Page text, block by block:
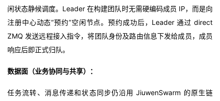
闲状态静候调度。Leader 在构建团队时无需硬编码成员 IP，而是向
注册中心动态“预约”空闲节点。预约成功后，Leader 通过 direct
ZMQ 发送远程接入指令，将团队身份及路由信息下发给成员，成员
响应后即正式归队。
数据面（业务协同与共享）：
任务流转、消息传递和状态同步仍沿用 JiuwenSwarm 的原生链